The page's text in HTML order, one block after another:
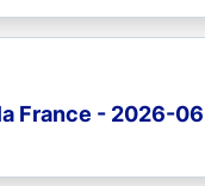
France - 2026-06